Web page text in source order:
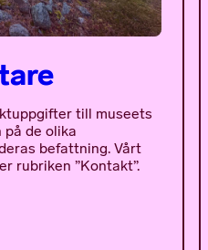
till museets
på de olika
befattning. Vårt
rubriken ”Kontakt”.